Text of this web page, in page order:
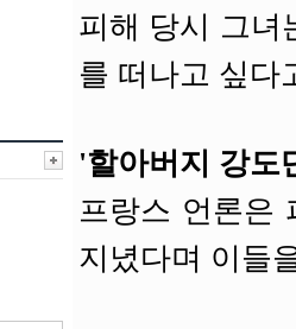
피해 당시 그녀
를 떠나고 싶다
'할아버지 강도
프랑스 언론은
지녔다며 이들